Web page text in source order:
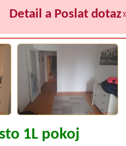
Detail a Poslat dotaz
1L pokoj